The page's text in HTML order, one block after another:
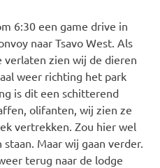
6:30 een game drive in
naar Tsavo West. Als
zien wij de dieren
weer richting het park
is dit een schitterend
olifanten, wij zien ze
vertrekken. Zou hier wel
Maar wij gaan verder.
terug naar de lodge